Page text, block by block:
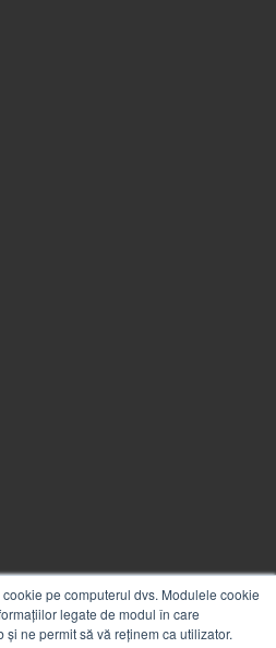
pe computerul dvs. Modulele cookie
legate de modul în care
ne permit să vă reținem ca utilizator.